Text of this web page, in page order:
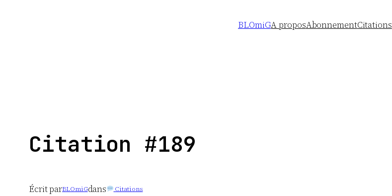
BLOmiGA proposAbonnementCitations
Citation #189
Écrit parBLOmiGdans Citations